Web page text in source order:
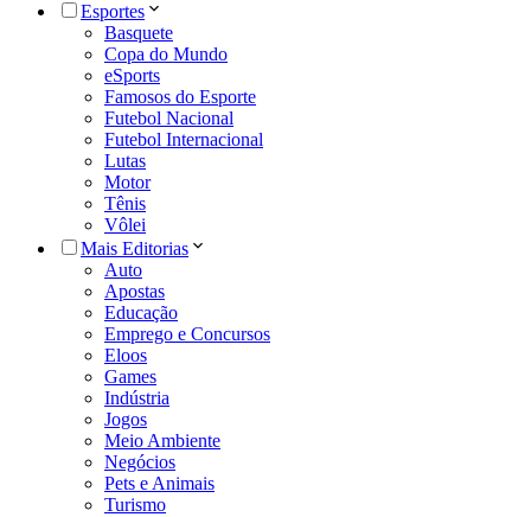
Esportes
Basquete
Copa do Mundo
eSports
Famosos do Esporte
Futebol Nacional
Futebol Internacional
Lutas
Motor
Tênis
Vôlei
Mais Editorias
Auto
Apostas
Educação
Emprego e Concursos
Eloos
Games
Indústria
Jogos
Meio Ambiente
Negócios
Pets e Animais
Turismo